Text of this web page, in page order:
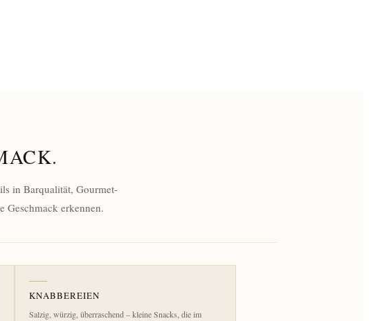
in Barqualität, Gourmet-
Geschmack erkennen.
KNABBEREIEN
Salzig, würzig, überraschend – kleine Snacks, die im